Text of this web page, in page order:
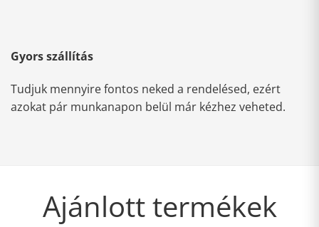
Gyors szállítás
Tudjuk mennyire fontos neked a rendelésed, ezért
azokat pár munkanapon belül már kézhez veheted.
Ajánlott termékek